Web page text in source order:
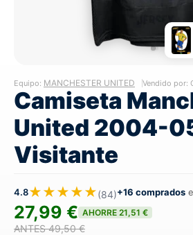
Equipo: MANCHESTER UNITED Vendido por:
Camiseta
United 2004-
Visitante
4.8★★★★★(84)+16 comprados
27,99 € AHORRE 21,51 €
ANTES 49,50 €